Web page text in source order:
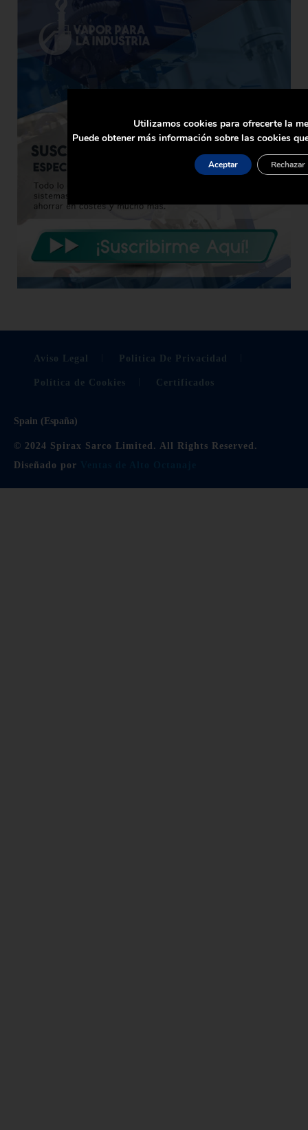
Aviso Legal Politica De Privacidad
Política de Cookies Certificados
Spain (España)
© 2024 Spirax Sarco Limited. All Rights Reserved.
Diseñado por
Utilizamos cookies para ofrecerte la
Puede obtener más información sobre las cookies
Aceptar Rechazar